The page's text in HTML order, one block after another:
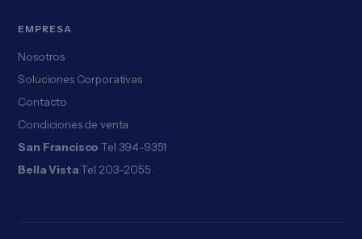
EMPRESA
Nosotros
Soluciones Corporativas
Contacto
Condiciones de venta
San Francisco Tel 394-9351
Bella Vista Tel 203-2055